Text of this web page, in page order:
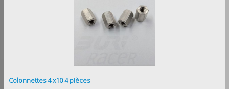
Colonnettes 4 x10 4 pièces